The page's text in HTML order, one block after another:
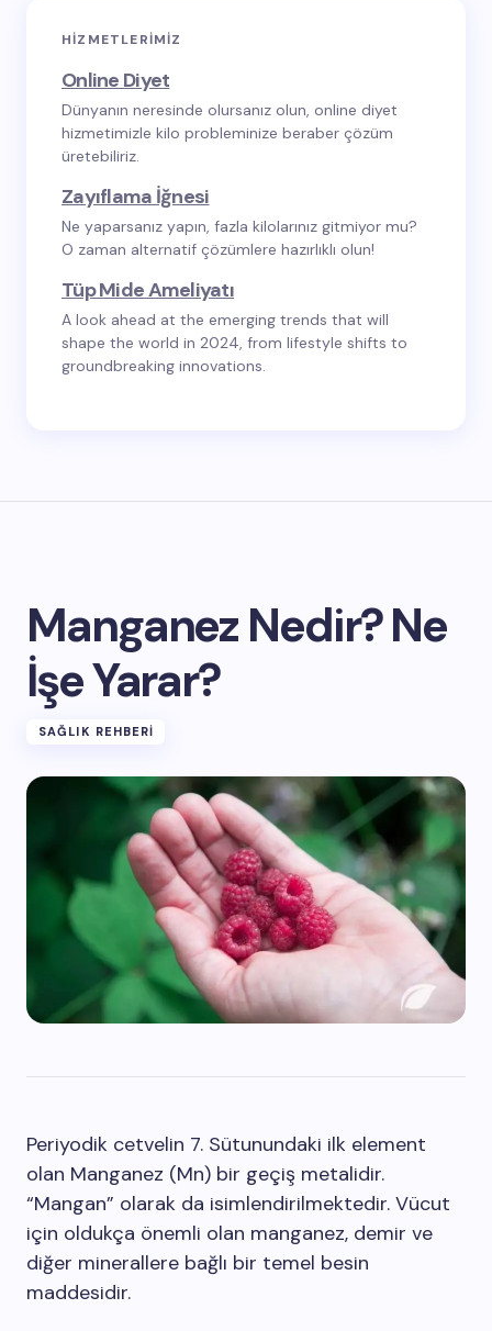
HIZMETLERIMIZ
Online Diyet
Dünyanın neresinde olursanız olun, online diyet
hizmetimizle kilo probleminize beraber çözüm
üretebiliriz.
Zayıflama İğnesi
Ne yaparsanız yapın, fazla kilolarınız gitmiyor mu?
O zaman alternatif çözümlere hazırlıklı olun!
Tüp Mide Ameliyatı
A look ahead at the emerging trends that will
shape the world in 2024, from lifestyle shifts to
groundbreaking innovations.
Manganez Nedir? Ne
İşe Yarar?
SAĞLIK REHBERI
Periyodik cetvelin 7. Sütunundaki ilk element
olan Manganez (Mn) bir geçiş metalidir.
“Mangan” olarak da isimlendirilmektedir. Vücut
için oldukça önemli olan manganez, demir ve
diğer minerallere bağlı bir temel besin
maddesidir.